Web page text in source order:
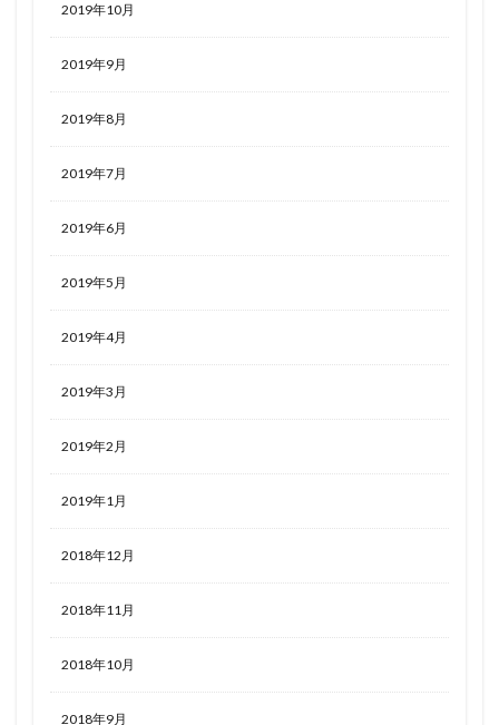
2019年10月
2019年9月
2019年8月
2019年7月
2019年6月
2019年5月
2019年4月
2019年3月
2019年2月
2019年1月
2018年12月
2018年11月
2018年10月
2018年9月